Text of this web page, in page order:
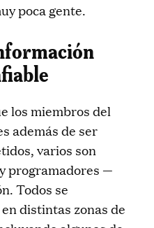
poca gente.
los miembros del
además de ser
varios son
programadores —
Todos se
distintas zonas de